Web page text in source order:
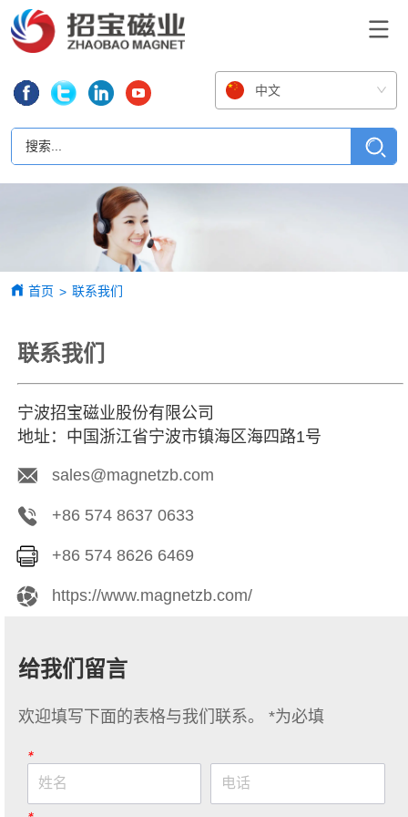
中文
首页 > 联系我们
联系我们
宁波招宝磁业股份有限公司
地址：中国浙江省宁波市镇海区海四路1号
sales@magnetzb.com
+86 574 8637 0633
+86 574 8626 6469
https://www.magnetzb.com/
给我们留言
欢迎填写下面的表格与我们联系。 *为必填
*